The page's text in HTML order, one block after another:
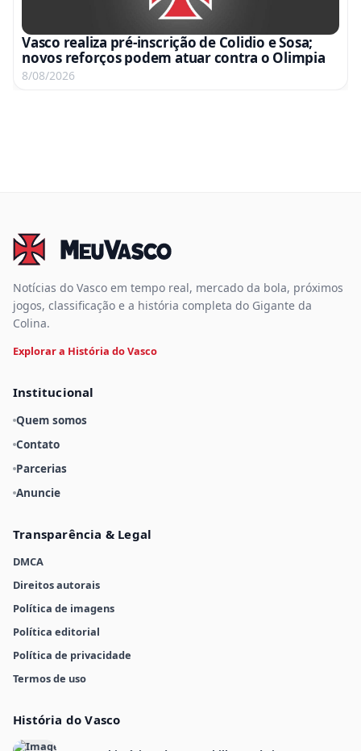
Vasco realiza pré-inscrição de Colidio e Sosa;
novos reforços podem atuar contra o Olimpia
8/08/2026
Notícias do Vasco em tempo real, mercado da bola, próximos
jogos, classificação e a história completa do Gigante da
Colina.
Explorar a História do Vasco
Institucional
Quem somos
Contato
Parcerias
Anuncie
Transparência & Legal
DMCA
Direitos autorais
Política de imagens
Política editorial
Política de privacidade
Termos de uso
História do Vasco